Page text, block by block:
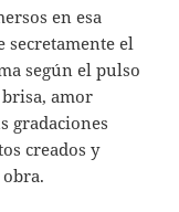
en esa
secretamente el
según el pulso
amor
gradaciones
creados y